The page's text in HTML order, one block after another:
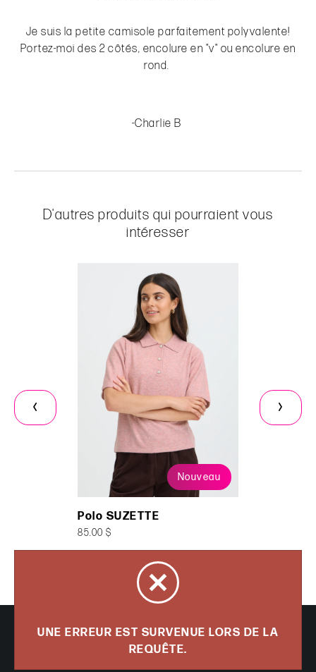
Je suis la petite camisole parfaitement polyvalente!
Portez-moi des 2 côtés, encolure en "v" ou encolure en
rond.
-Charlie B
D'autres produits qui pourraient vous
intéresser
Nouveau
Polo SUZETTE
85.00 $
Tous droits réservés 2026 - Mademoiselle Fantaisie inc.
Propulsé par
UNE ERREUR EST SURVENUE LORS DE LA
REQUÊTE.